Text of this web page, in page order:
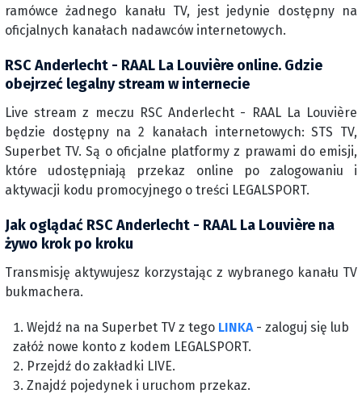
ramówce żadnego kanału TV, jest jedynie dostępny na
oficjalnych kanałach nadawców internetowych.
RSC Anderlecht - RAAL La Louvière online. Gdzie
obejrzeć legalny stream w internecie
Live stream z meczu RSC Anderlecht - RAAL La Louvière
będzie dostępny na 2 kanałach internetowych: STS TV,
Superbet TV. Są o oficjalne platformy z prawami do emisji,
które udostępniają przekaz online po zalogowaniu i
aktywacji kodu promocyjnego o treści LEGALSPORT.
Jak oglądać RSC Anderlecht - RAAL La Louvière na
żywo krok po kroku
Transmisję aktywujesz korzystając z wybranego kanału TV
bukmachera.
Wejdź na na Superbet TV z tego LINKA- zaloguj się lub
załóż nowe konto z kodem LEGALSPORT.
Przejdź do zakładki LIVE.
Znajdź pojedynek i uruchom przekaz.